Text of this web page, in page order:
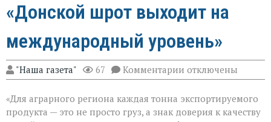
«Донской шрот выходит на
международный уровень»
"Наша газета" 67 Комментарии к
записи
шрот
выходит
отключены
«Для аграрного региона каждая тонна экспортируемого
продукта — это не просто груз, а знак доверия к качеству